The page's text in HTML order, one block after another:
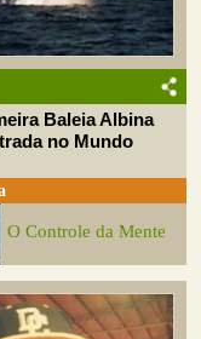
Baleia Albina
no Mundo
O Controle da Mente